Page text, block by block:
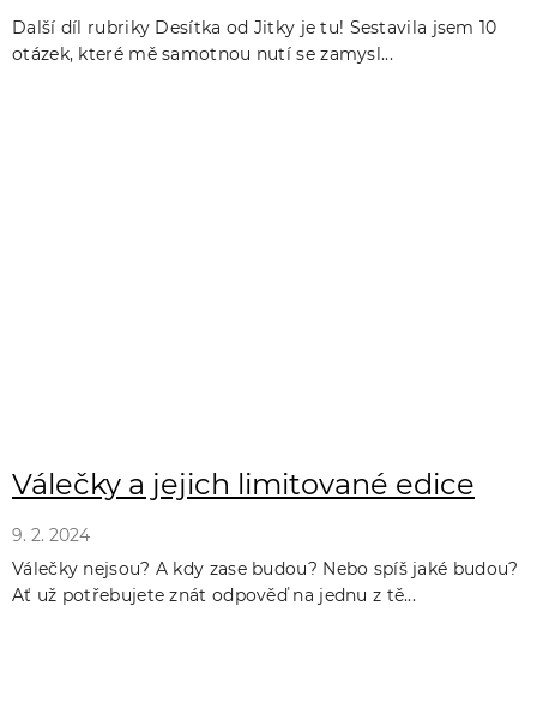
Další díl rubriky Desítka od Jitky je tu! Sestavila jsem 10
otázek, které mě samotnou nutí se zamysl...
Válečky a jejich limitované edice
9. 2. 2024
Válečky nejsou? A kdy zase budou? Nebo spíš jaké budou?
Ať už potřebujete znát odpověď na jednu z tě...